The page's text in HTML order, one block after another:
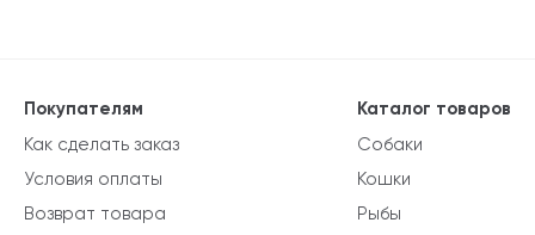
Каталог товаров
Собаки
Кошки
Рыбы
Покупателям
Как сделать заказ
Условия оплаты
Возврат товара